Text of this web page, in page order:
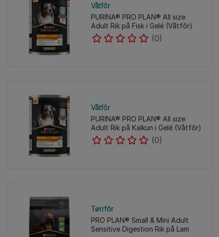
Våtfôr
PURINA® PRO PLAN® All size
Adult Rik på Fisk i Gelé (Våtfôr)
(0)
Våtfôr
PURINA® PRO PLAN® All size
Adult Rik på Kalkun i Gelé (Våtfôr)
(0)
Tørrfôr
PRO PLAN® Small & Mini Adult
Sensitive Digestion Rik på Lam